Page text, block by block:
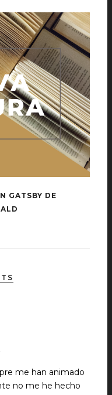
GATSBY DE
me han animado
no me he hecho